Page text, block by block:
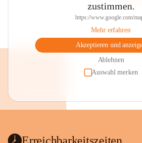
zustimmen.
https://www.google.com/
Mehr erfahren
Akzeptieren und
Ablehnen
Auswahl merken
Erreichbarkeitszeiten